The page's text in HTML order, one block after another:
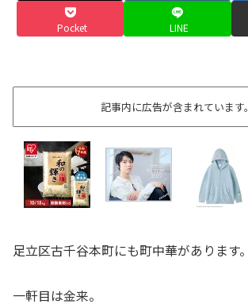
Pocket LINE
記事内に広告が含まれています。
足立区古千谷本町にも町中華があります。
一軒目は金来。